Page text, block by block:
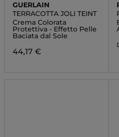
GUERLAIN
TERRACOTTA JOLI TEINT
Crema Colorata
Protettiva - Effetto Pelle
Baciata dal Sole
44,17 €